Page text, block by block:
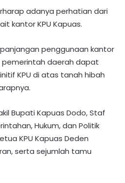
adanya perhatian dari
kantor KPU Kapuas.
penggunaan kantor
pemerintah daerah dapat
KPU di atas tanah hibah
Bupati Kapuas Dodo, Staf
Hukum, dan Politik
KPU Kapuas Deden
serta sejumlah tamu